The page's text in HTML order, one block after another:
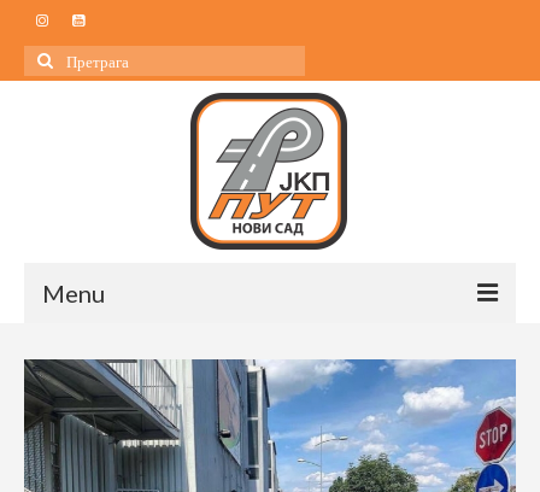
Search
for:
Menu
Почетна
О нама
О нама